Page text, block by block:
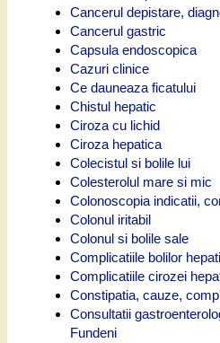
Cancerul depistare,
Cancerul gastric
Capsula endoscopica
Cazuri clinice
Ce dauneaza ficatului
Chistul hepatic
Ciroza cu lichid
Ciroza hepatica
Colecistul si bolile lui
Colesterolul mare si mic
Colonoscopia indicatii,
Colonul iritabil
Colonul si bolile sale
Complicatiile bolilor
Complicatiile cirozei
Constipatia, cauze,
Consultatii
Fundeni